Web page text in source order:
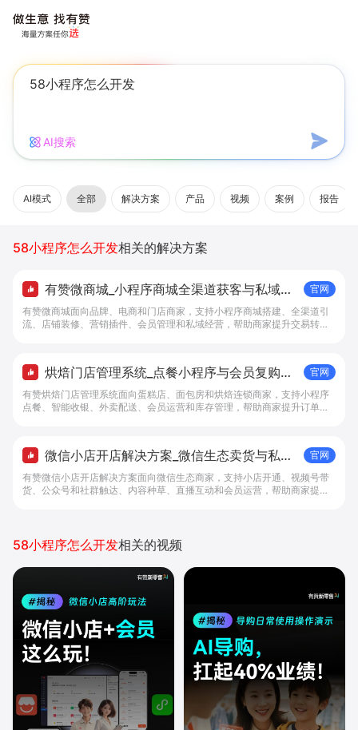
AI搜索
AI模式 全部 解决方案 产品 视频 案例 报告
58小程序怎么开发相关的解决方案
有赞微商城_小程序商城全渠道获客与私域复
购工具 - 做生意, 找有赞
官网
有赞微商城面向品牌、电商和门店商家，支持小程序商城搭建、全渠道引
流、店铺装修、营销插件、会员管理和私域经营，帮助商家提升交易转化
烘焙门店管理系统_点餐小程序与会员复购工
具 - 做生意, 找有赞
官网
有赞烘焙门店管理系统面向蛋糕店、面包房和烘焙连锁商家，支持小程序
点餐、智能收银、外卖配送、会员运营和库存管理，帮助商家提升订单转
微信小店开店解决方案_微信生态卖货与私域
经营 - 做生意, 找有赞
官网
有赞微信小店开店解决方案面向微信生态商家，支持小店开通、视频号带
货、公众号和社群触达、内容种草、直播互动和会员运营，帮助商家提升
58小程序怎么开发相关的视频